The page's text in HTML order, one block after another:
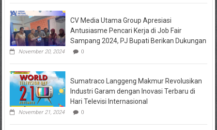
Ditangkap
Kampung
Merah
Putih
Masuk
Lamongan,
Brondong
Pusat
Ekonomi
Pesisir
CV Media Utama Group Apresiasi
Antusiasme Pencari Kerja di Job Fair
Sampang 2024, PJ Bupati Berikan Dukungan
November 20, 2024 0
Sumatraco Langgeng Makmur Revolusikan
Industri Garam dengan Inovasi Terbaru di
Hari Televisi Internasional
November 21, 2024 0